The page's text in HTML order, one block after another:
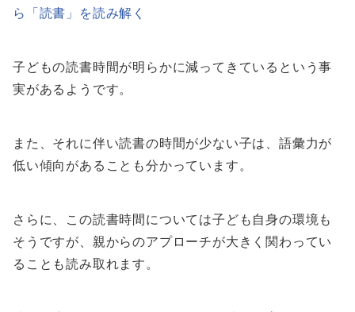
ら「読書」を読み解く
子どもの読書時間が明らかに減ってきているという事
実があるようです。
また、それに伴い読書の時間が少ない子は、語彙力が
低い傾向があることも分かっています。
さらに、この読書時間については子ども自身の環境も
そうですが、親からのアプローチが大きく関わってい
ることも読み取れます。